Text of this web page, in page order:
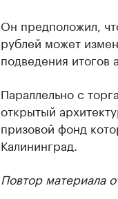
Он предположил,
рублей может
подведения итогов
Параллельно с
открытый
призовой фонд
Калининград.
Повтор материала